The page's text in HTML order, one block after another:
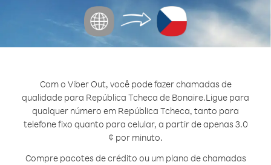
Com o Viber Out, você pode fazer chamadas de
qualidade para República Tcheca de Bonaire.Ligue para
qualquer número em República Tcheca, tanto para
telefone fixo quanto para celular, a partir de apenas 3.0
¢ por minuto.
Compre pacotes de crédito ou um plano de chamadas